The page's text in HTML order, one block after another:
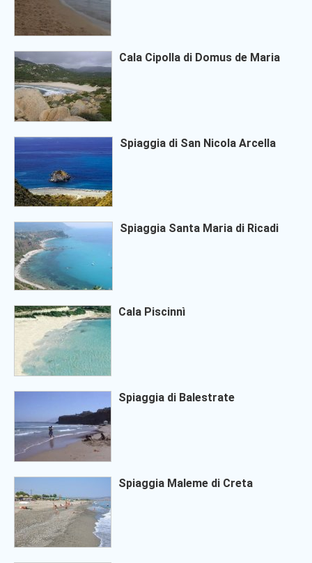
Cala Cipolla di Domus de Maria
Spiaggia di San Nicola Arcella
Spiaggia Santa Maria di Ricadi
Cala Piscinnì
Spiaggia di Balestrate
Spiaggia Maleme di Creta